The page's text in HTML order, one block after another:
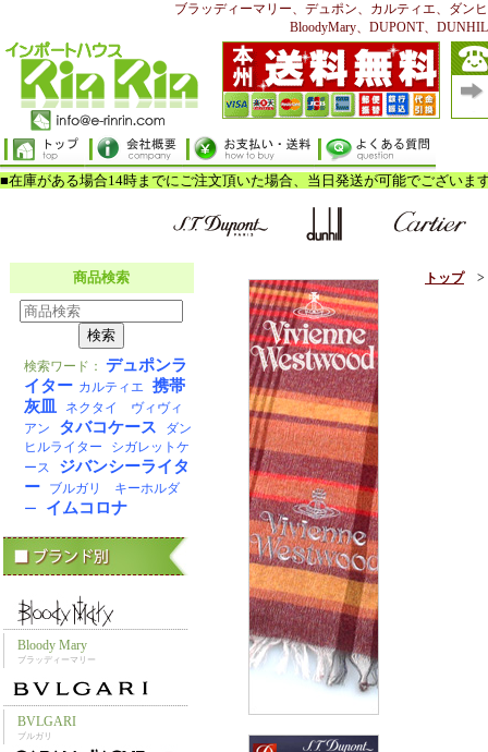
ブラッディーマリー、デュポン、カルティエ、ダン
BloodyMary、DUPONT、
トップ